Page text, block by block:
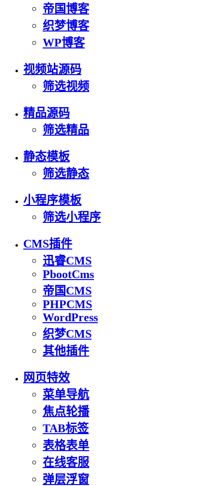
帝国博客
织梦博客
WP博客
视频站源码
筛选视频
精品源码
筛选精品
静态模板
筛选静态
小程序模板
筛选小程序
CMS插件
迅睿CMS
PbootCms
帝国CMS
PHPCMS
WordPress
织梦CMS
其他插件
网页特效
菜单导航
焦点轮播
TAB标签
表格表单
在线客服
弹层浮窗